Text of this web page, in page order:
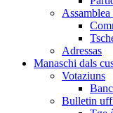
Assamblea
Adressas
Manaschi dals
Votaziuns
Bulletin